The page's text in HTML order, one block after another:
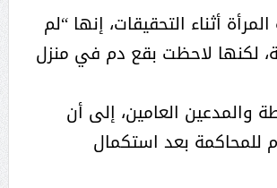
أثناء التحقيقات، إنها “لم
لكنها لاحظت بقع دم في منزل
والمدعين العامين، إلى أن
للمحاكمة بعد استكمال